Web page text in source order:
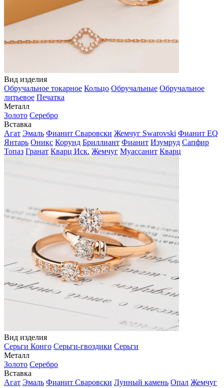
Вид изделия
Обручальное токарное Кольцо Обручальные Обручальное
литьевое Печатка
Металл
Золото Серебро
Вставка
Агат Эмаль Фианит Сваровски Жемчуг Swarovski Фианит EQ
Янтарь Оникс Корунд Бриллиант Фианит Изумруд Сапфир
Топаз Гранат Кварц Иск. Жемчуг Муассанит Кварц
Вид изделия
Серьги Конго Серьги-гвоздики Серьги
Металл
Золото Серебро
Вставка
Агат Эмаль Фианит Сваровски Лунный камень Опал Жемчуг